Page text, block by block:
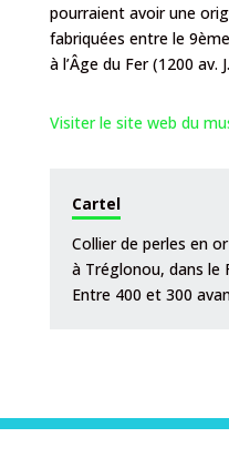
pourraient avoir une
fabriquées entre le
à l’Âge du Fer (1200 av.
Visiter le site web du
Cartel
Collier de perles en
à Tréglonou, dans le
Entre 400 et 300